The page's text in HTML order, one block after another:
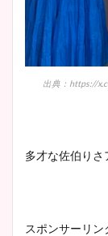
出典：https://
多才な佐伯りさ
スポンサーリン